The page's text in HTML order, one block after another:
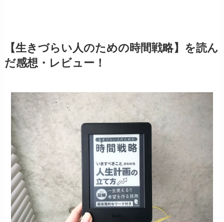
【生きづらい人のための時間戦略】を読ん
だ感想・レビュー！